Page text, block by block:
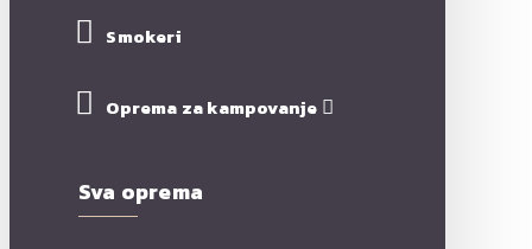
Smokeri
Oprema za kampovanje
Sva oprema